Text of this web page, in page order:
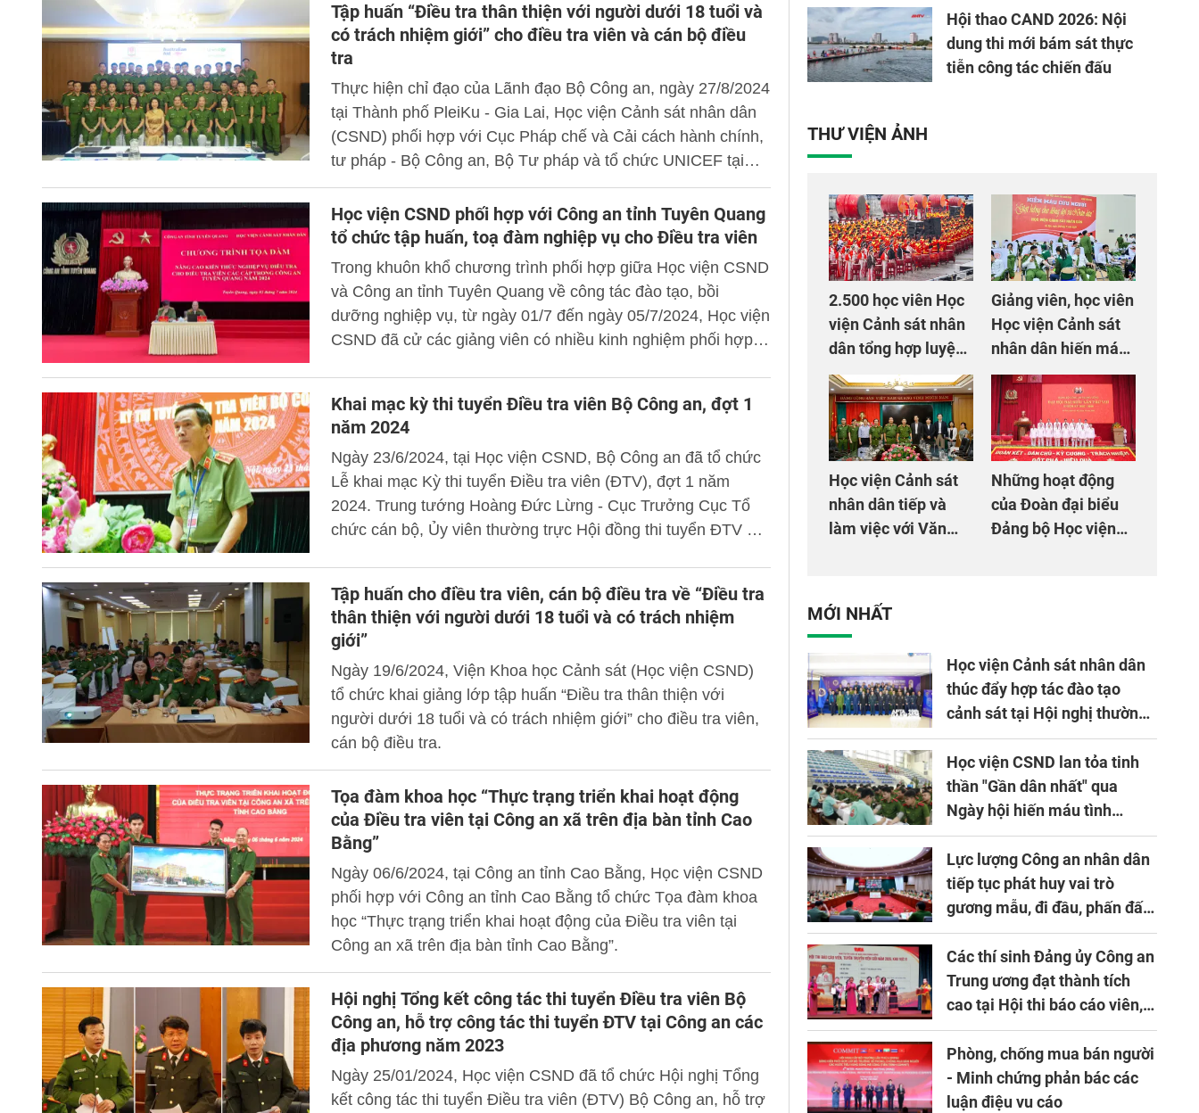
Tập huấn “Điều tra thân thiện với người dưới 18 tuổi và
có trách nhiệm giới” cho điều tra viên và cán bộ điều
tra
Thực hiện chỉ đạo của Lãnh đạo Bộ Công an, ngày 27/8/2024
tại Thành phố PleiKu - Gia Lai, Học viện Cảnh sát nhân dân
(CSND) phối hợp với Cục Pháp chế và Cải cách hành chính,
tư pháp - Bộ Công an, Bộ Tư pháp và tổ chức UNICEF tại
Việt Nam tổ chức lớp tập huấn: “Điều tra thân thiện với người
dưới 18 tuổi và có trách nhiệm giới”.
Học viện CSND phối hợp với Công an tỉnh Tuyên Quang
tổ chức tập huấn, toạ đàm nghiệp vụ cho Điều tra viên
Trong khuôn khổ chương trình phối hợp giữa Học viện CSND
và Công an tỉnh Tuyên Quang về công tác đào tạo, bồi
dưỡng nghiệp vụ, từ ngày 01/7 đến ngày 05/7/2024, Học viện
CSND đã cử các giảng viên có nhiều kinh nghiệm phối hợp
tỉnh Tuyên Quang.
Khai mạc kỳ thi tuyển Điều tra viên Bộ Công an, đợt 1
năm 2024
Ngày 23/6/2024, tại Học viện CSND, Bộ Công an đã tổ chức
Lễ khai mạc Kỳ thi tuyển Điều tra viên (ĐTV), đợt 1 năm
2024. Trung tướng Hoàng Đức Lừng - Cục Trưởng Cục Tổ
chức cán bộ, Ủy viên thường trực Hội đồng thi tuyển ĐTV Bộ
Tập huấn cho điều tra viên, cán bộ điều tra về “Điều tra
thân thiện với người dưới 18 tuổi và có trách nhiệm
giới”
Ngày 19/6/2024, Viện Khoa học Cảnh sát (Học viện CSND)
tổ chức khai giảng lớp tập huấn “Điều tra thân thiện với
người dưới 18 tuổi và có trách nhiệm giới” cho điều tra viên,
cán bộ điều tra.
Tọa đàm khoa học “Thực trạng triển khai hoạt động
của Điều tra viên tại Công an xã trên địa bàn tỉnh Cao
Bằng”
Ngày 06/6/2024, tại Công an tỉnh Cao Bằng, Học viện CSND
phối hợp với Công an tỉnh Cao Bằng tổ chức Tọa đàm khoa
học “Thực trạng triển khai hoạt động của Điều tra viên tại
Công an xã trên địa bàn tỉnh Cao Bằng”.
Hội nghị Tổng kết công tác thi tuyển Điều tra viên Bộ
Công an, hỗ trợ công tác thi tuyển ĐTV tại Công an các
địa phương năm 2023
Ngày 25/01/2024, Học viện CSND đã tổ chức Hội nghị Tổng
kết công tác thi tuyển Điều tra viên (ĐTV) Bộ Công an, hỗ trợ
Hội thao CAND 2026: Nội
dung thi mới bám sát thực
tiễn công tác chiến đấu
THƯ VIỆN ẢNH
2.500 học viên Học
viện Cảnh sát nhân
dân tổng hợp luyện
màn Trống hội chào
mừng Đại hội Đảng
Giảng viên, học viên
Học viện Cảnh sát
nhân dân hiến máu
giúp dân và đồng
đội
Học viện Cảnh sát
nhân dân tiếp và
làm việc với Văn
Bản tại Việt Nam
Những hoạt động
của Đoàn đại biểu
Đảng bộ Học viện
- 2030
MỚI NHẤT
Học viện Cảnh sát nhân dân
thúc đẩy hợp tác đào tạo
cảnh sát tại Hội nghị thường
niên lần thứ 10 của Hiệp hội
APTA
Học viện CSND lan tỏa tinh
thần "Gần dân nhất" qua
Ngày hội hiến máu tình
nguyện
Lực lượng Công an nhân dân
tiếp tục phát huy vai trò
gương mẫu, đi đầu, phấn đấu
hoàn thành xuất sắc mọi
nhiệm vụ được giao
Các thí sinh Đảng ủy Công an
Trung ương đạt thành tích
cao tại Hội thi báo cáo viên,
tuyên truyền viên giỏi khu
vực II năm 2026
Phòng, chống mua bán người
- Minh chứng phản bác các
luận điệu vu cáo